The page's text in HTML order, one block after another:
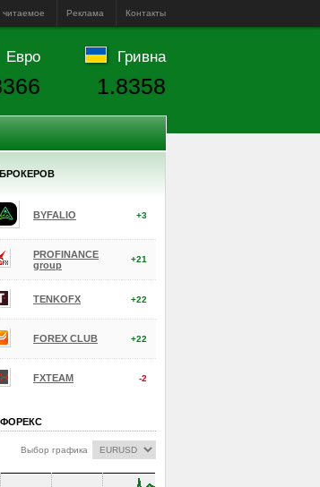
Реклама Контакты
BYFALIO +3
PROFINANCE
group
+21
TENKOFX +22
FOREX CLUB +22
FXTEAM -2
Выбор графика
Евро Гривна
1.8358